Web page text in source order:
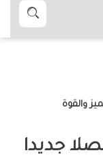
بحث
والقوة
جديدا